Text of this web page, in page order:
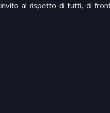
al rispetto di tutti, di